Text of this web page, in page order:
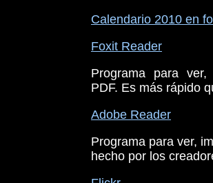
Calendario 2010 en
Foxit Reader
Programa para
PDF. Es más rápido
Adobe Reader
Programa para ver,
hecho por los